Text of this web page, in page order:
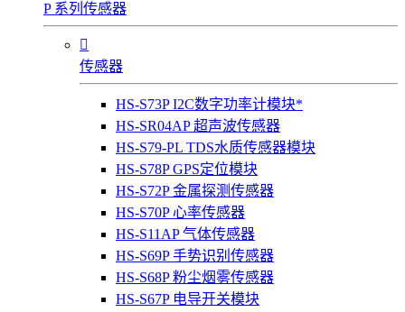
P 系列传感器

传感器
HS-S73P I2C数字功率计模块*
HS-SR04AP 超声波传感器
HS-S79-PL TDS水质传感器模块
HS-S78P GPS定位模块
HS-S72P 金属探测传感器
HS-S70P 心率传感器
HS-S11AP 气体传感器
HS-S69P 手势识别传感器
HS-S68P 粉尘烟雾传感器
HS-S67P 电导开关模块